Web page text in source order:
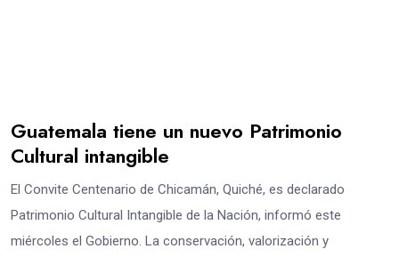
Guatemala tiene un nuevo Patrimonio
Cultural intangible
El Convite Centenario de Chicamán, Quiché, es declarado
Patrimonio Cultural Intangible de la Nación, informó este
miércoles el Gobierno. La conservación, valorización y